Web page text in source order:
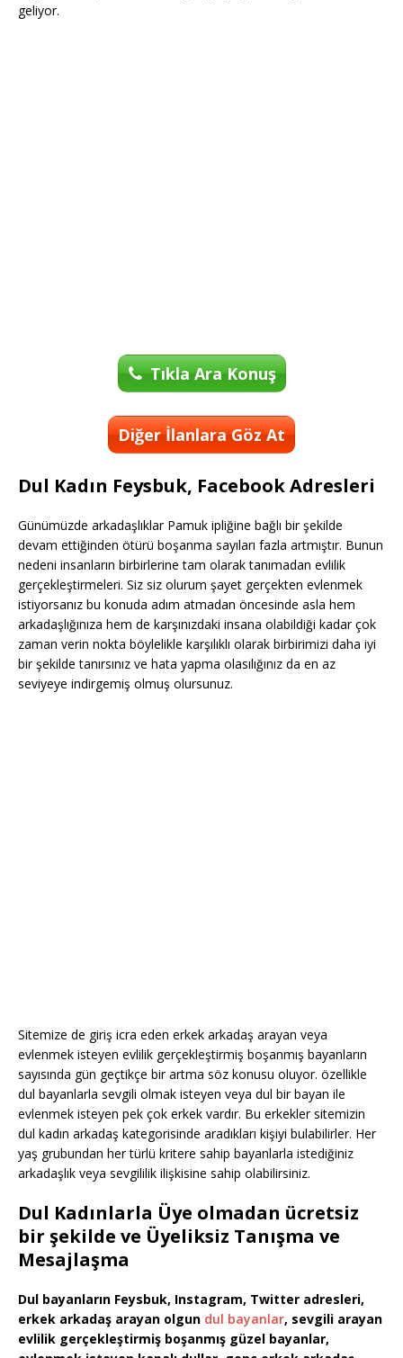
geliyor.
Tıkla Ara Konuş
Diğer İlanlara Göz At
Dul Kadın Feysbuk, Facebook Adresleri
Günümüzde arkadaşlıklar Pamuk ipliğine bağlı bir şekilde
devam ettiğinden ötürü boşanma sayıları fazla artmıştır. Bunun
nedeni insanların birbirlerine tam olarak tanımadan evlilik
gerçekleştirmeleri. Siz siz olurum şayet gerçekten evlenmek
istiyorsanız bu konuda adım atmadan öncesinde asla hem
arkadaşlığınıza hem de karşınızdaki insana olabildiği kadar çok
zaman verin nokta böylelikle karşılıklı olarak birbirimizi daha iyi
bir şekilde tanırsınız ve hata yapma olasılığınız da en az
seviyeye indirgemiş olmuş olursunuz.
Sitemize de giriş icra eden erkek arkadaş arayan veya
evlenmek isteyen evlilik gerçekleştirmiş boşanmış bayanların
sayısında gün geçtikçe bir artma söz konusu oluyor. özellikle
dul bayanlarla sevgili olmak isteyen veya dul bir bayan ile
evlenmek isteyen pek çok erkek vardır. Bu erkekler sitemizin
dul kadın arkadaş kategorisinde aradıkları kişiyi bulabilirler. Her
yaş grubundan her türlü kritere sahip bayanlarla istediğiniz
arkadaşlık veya sevgililik ilişkisine sahip olabilirsiniz.
Dul Kadınlarla Üye olmadan ücretsiz
bir şekilde ve Üyeliksiz Tanışma ve
Mesajlaşma
Dul bayanların Feysbuk, Instagram, Twitter adresleri,
erkek arkadaş arayan olgun dul bayanlar, sevgili arayan
evlilik gerçekleştirmiş boşanmış güzel bayanlar,